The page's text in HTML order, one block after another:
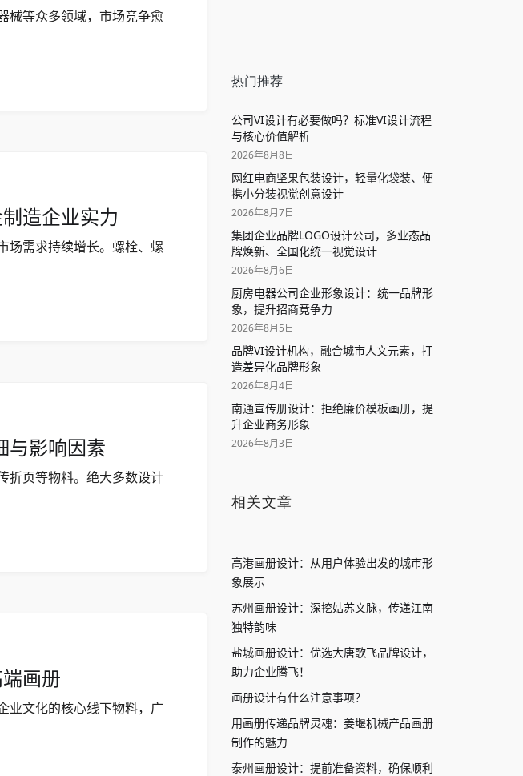
械等众多领域，市场竞争愈
造企业实力
场需求持续增长。螺栓、螺
与影响因素
折页等物料。绝大多数设计
画册
业文化的核心线下物料，广
热门推荐
公司VI设计有必要做吗？标准VI设计流程
与核心价值解析
2026年8月8日
网红电商坚果包装设计，轻量化袋装、便
携小分装视觉创意设计
2026年8月7日
集团企业品牌LOGO设计公司，多业态品
牌焕新、全国化统一视觉设计
2026年8月6日
厨房电器公司企业形象设计：统一品牌形
象，提升招商竞争力
2026年8月5日
品牌VI设计机构，融合城市人文元素，打
造差异化品牌形象
2026年8月4日
南通宣传册设计：拒绝廉价模板画册，提
升企业商务形象
2026年8月3日
相关文章
高港画册设计：从用户体验出发的城市形
象展示
苏州画册设计：深挖姑苏文脉，传递江南
独特韵味
盐城画册设计：优选大唐歌飞品牌设计，
助力企业腾飞！
画册设计有什么注意事项？
用画册传递品牌灵魂：姜堰机械产品画册
制作的魅力
泰州画册设计：提前准备资料，确保顺利